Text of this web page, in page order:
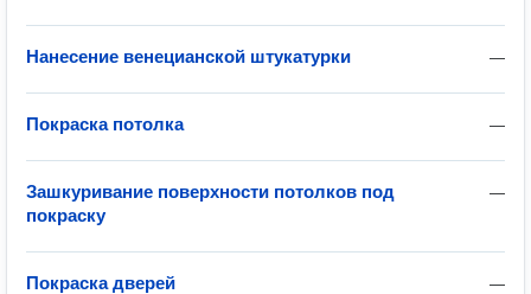
—
Нанесение венецианской штукатурки
—
Покраска потолка
—
Зашкуривание поверхности потолков под
покраску
—
Покраска дверей